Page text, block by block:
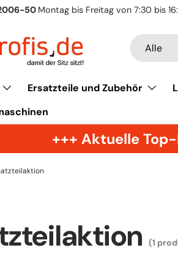
50 Montag bis Freitag von 7:30 bis
Suchen
Art
Alle
Ersatzteile und Zubehör
+++ Aktuelle
(1